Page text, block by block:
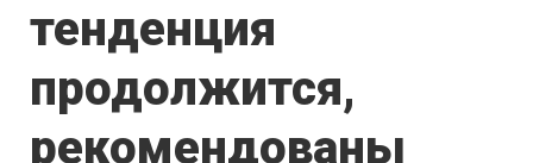
тенденция
продолжится,
рекомендованы